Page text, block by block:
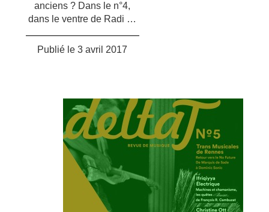
anciens ? Dans le n°4,
dans le ventre de Radi …
Publié le3 avril 2017